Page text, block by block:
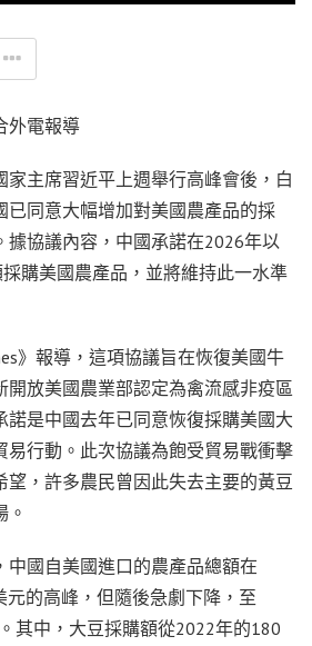
外電報導
家主席習近平上週舉行高峰會後，白
已同意大幅增加對美國農產品的採
據協議內容，中國承諾在2026年以
購美國農產品，並將維持此一水準
》報導，這項協議旨在恢復美國牛
開放美國農業部認定為禽流感非疫區
諾是中國去年已同意恢復採購美國大
易行動。此次協議為飽受貿易戰衝擊
望，許多農民曾因此失去主要的黃豆
。
中國自美國進口的農產品總額在
的高峰，但隨後急劇下降，至
其中，大豆採購額從2022年的180